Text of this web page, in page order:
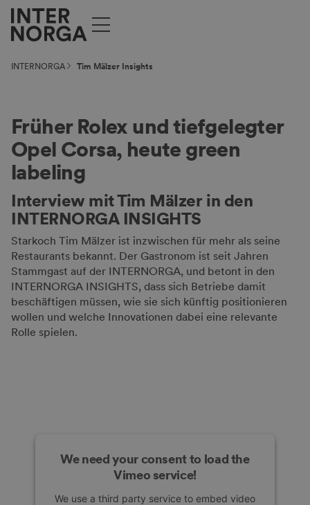
INTERNORGA Tim Mälzer Insights
Früher Rolex und tiefgelegter
Opel Corsa, heute green
labeling
Interview mit Tim Mälzer in den
INTERNORGA INSIGHTS
Starkoch Tim Mälzer ist inzwischen für mehr als seine
Restaurants bekannt. Der Gastronom ist seit Jahren
Stammgast auf der INTERNORGA, und betont in den
INTERNORGA INSIGHTS, dass sich Betriebe damit
beschäftigen müssen, wie sie sich künftig positionieren
wollen und welche Innovationen dabei eine relevante
Rolle spielen.
We need your consent to load the
Vimeo service!
We use a third party service to embed video